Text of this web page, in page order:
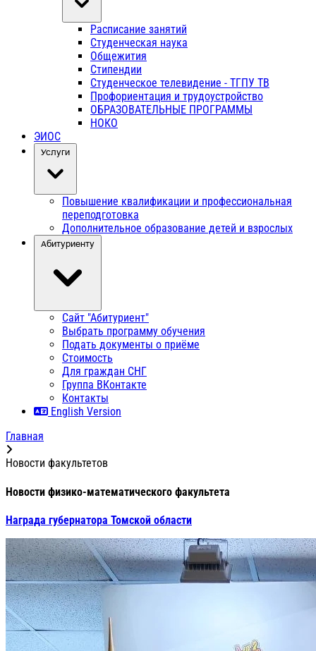
Расписание занятий
Студенческая наука
Общежития
Стипендии
Студенческое телевидение - ТГПУ ТВ
Профориентация и трудоустройство
ОБРАЗОВАТЕЛЬНЫЕ ПРОГРАММЫ
НОКО
ЭИОС
Услуги
Повышение квалификации и профессиональная
переподготовка
Дополнительное образование детей и взрослых
Абитуриенту
Сайт "Абитуриент"
Выбрать программу обучения
Подать документы о приёме
Стоимость
Для граждан СНГ
Группа ВКонтакте
Контакты
English Version
Главная
Новости факультетов
Новости физико-математического факультета
Награда губернатора Томской области